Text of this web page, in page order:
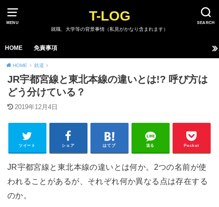
MENU SEARCH
T-LOG
就職、大学等の背景事情（私見がかなり含まれます）
HOME 免責事項
HOME 鉄道
JR宇都宮線と東北本線の違いとは!? 呼び方は
どう分けている？
2019年12月4日
ツイート シェア はてブ 送る Pocket
JR宇都宮線と東北本線の違いとは何か。2つの名前が使
われることがあるが、それぞれ何か異なる点は存在する
のか。